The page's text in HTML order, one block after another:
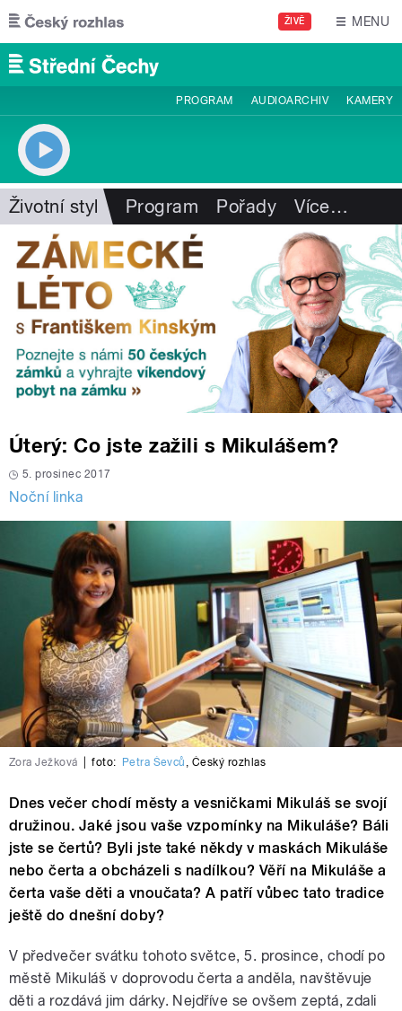
Přejít k hlavnímu obsahu
ŽIVĚ MENU
PROGRAM AUDIOARCHIV KAMERY
Životní styl Program Pořady Více…
Úterý: Co jste zažili s Mikulášem?
5. prosinec 2017
Noční linka
Zora Ježková foto: Petra Ševců , Český rozhlas
Dnes večer chodí městy a vesničkami Mikuláš se svojí
družinou. Jaké jsou vaše vzpomínky na Mikuláše? Báli
jste se čertů? Byli jste také někdy v maskách Mikuláše
nebo čerta a obcházeli s nadílkou? Věří na Mikuláše a
čerta vaše děti a vnoučata? A patří vůbec tato tradice
ještě do dnešní doby?
V předvečer svátku tohoto světce, 5. prosince, chodí po
městě Mikuláš v doprovodu čerta a anděla, navštěvuje
děti a rozdává jim dárky. Nejdříve se ovšem zeptá, zdali